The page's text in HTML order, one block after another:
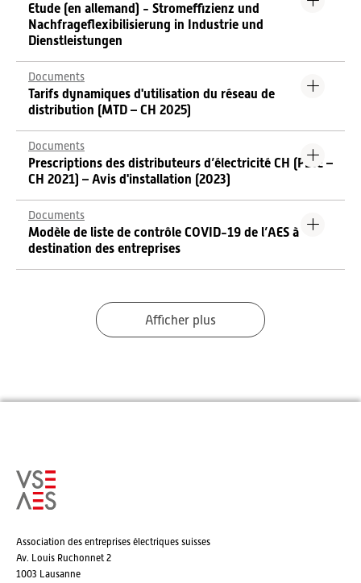
Etude (en allemand) - Stromeffizienz und
Nachfrageflexibilisierung in Industrie und
Dienstleistungen
Documents
Tarifs dynamiques d'utilisation du réseau de
distribution (MTD – CH 2025)
Documents
Prescriptions des distributeurs d’électricité CH (PDIE –
CH 2021) – Avis d'installation (2023)
Documents
Modèle de liste de contrôle COVID-19 de l’AES à
destination des entreprises
Afficher plus
Association des entreprises électriques suisses
Av. Louis Ruchonnet 2
1003 Lausanne